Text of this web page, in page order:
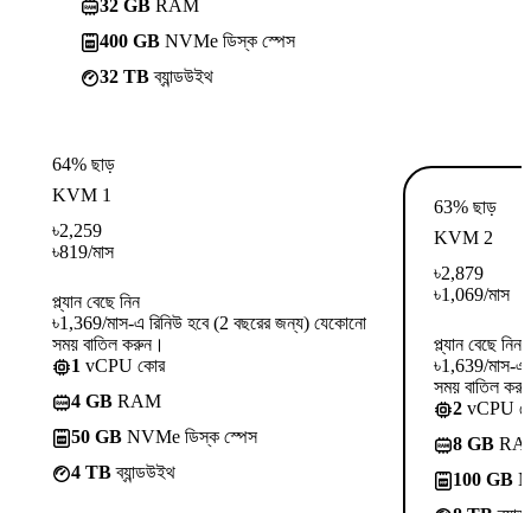
32 GB RAM
400 GB NVMe ডিস্ক স্পেস
32 TBব্যান্ডউইথ
64% ছাড়
KVM 1
৳2,259
৳819/মাস
প্ল্যান বেছে নিন
৳1,369/মাস-এ রিনিউ হবে (2 বছরের জন্য) যেকোনো
সময় বাতিল করুন।
1 vCPU কোর
4 GB RAM
50 GB NVMe ডিস্ক স্পেস
4 TBব্যান্ডউইথ
63% ছাড়
KVM 2
৳2,879
৳1,069/মাস
প্ল্যান বেছে নিন
৳1,639/মাস-এ
সময় বাতিল
2 vCPU
8 GB
100 GB